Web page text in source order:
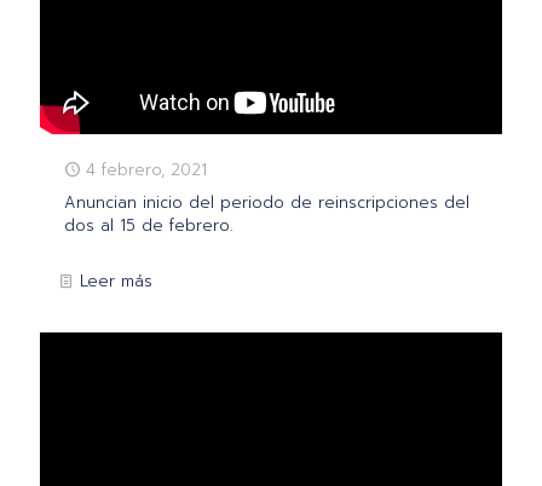
4 febrero, 2021
Anuncian inicio del periodo de reinscripciones del
dos al 15 de febrero.
Leer más